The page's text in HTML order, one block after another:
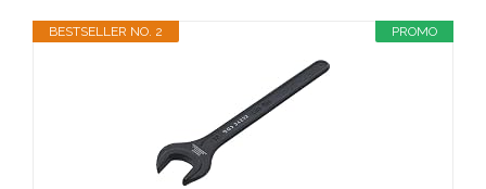
PROMO
BESTSELLER NO. 2